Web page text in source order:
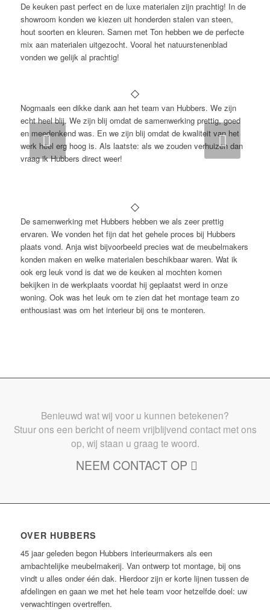
De keuken past perfect en de luxe materialen zijn prachtig! In de
showroom konden we kiezen uit honderden stalen van steen,
hout soorten en kleuren. Samen met Ton hebben we de perfecte
mix aan materialen uitgezocht. Vooral het natuurstenenblad
vonden we gelijk al prachtig!
Nogmaals een dikke dank aan het team van Hubbers. We zijn
echt heel blij. We zijn blij omdat de samenwerking prettig, goed
en meedenkend was. En we zijn blij omdat de kwaliteit van het
werk heel erg hoog is. Als laatste: als we zouden verhuizen dan
vraag ik Hubbers direct weer!
De samenwerking met Hubbers hebben we als zeer prettig
ervaren. We vonden het fijn dat het gehele proces bij Hubbers
plaats vond. Anja wist bijvoorbeeld precies wat de meubelmakers
konden maken en welke materialen beschikbaar waren. Wat ik
ook erg leuk vond is dat we de keuken al mochten komen
bekijken in de werkplaats voordat hij geplaatst werd in onze
woning. Ook was het leuk om te zien dat het montage team zo
enthousiast was om het interieur bij ons te monteren.
Volgende
Benieuwd wat wij voor u kunnen betekenen?
Stuur ons een bericht of neem vrijblijvend contact met ons
op, wij staan u graag te woord.
NEEM CONTACT OP
OVER HUBBERS
45 jaar geleden begon Hubbers interieurmakers als een
ambachtelijke meubelmakerij. Van ontwerp tot montage, bij ons
vindt u alles onder één dak. Hierdoor zijn er korte lijnen tussen de
afdelingen en gaan we met het hele team voor hetzelfde doel: uw
verwachtingen overtreffen.